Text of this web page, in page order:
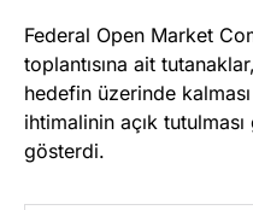
Federal Open Market
toplantısına ait
hedefin üzerinde kalması
ihtimalinin açık
gösterdi.